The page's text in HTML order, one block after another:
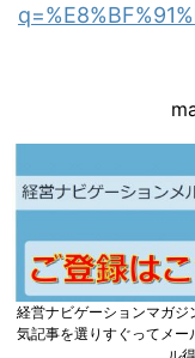
経営ナビゲーションマガジ
気記事を選りすぐってメ